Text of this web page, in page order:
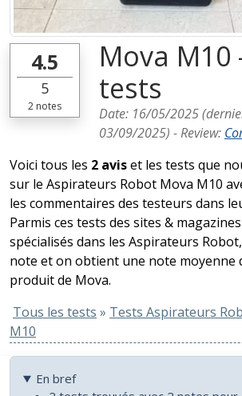
4.5
5
2 notes
Mova
tests
Date: 16/05/2025
03/09/2025) -Review:
Voici tous les 2 aviset les tests que
sur le Aspirateurs Robot Mova M10
les commentaires des testeurs dans
Parmis ces tests des sites &
spécialisés dans les Aspirateurs
note et on obtient une note moyenne
produit de Mova.
Tous les tests » Tests Aspirateurs
M10
En bref